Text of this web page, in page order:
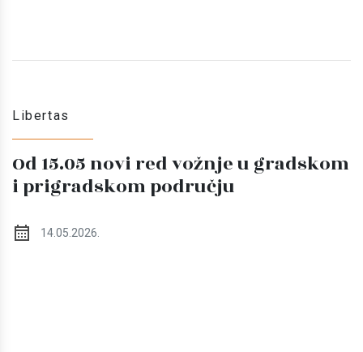
Libertas
Od 15.05 novi red vožnje u gradskom
i prigradskom području
14.05.2026.